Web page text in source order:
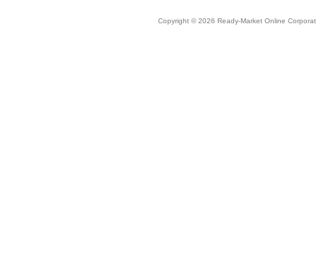
Copyright © 2026 Ready-Market Online